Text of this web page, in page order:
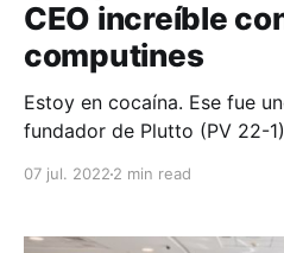
CEO increíble
computines
Estoy en cocaína. Ese fue uno de los mensajes de un
fundador de Plutto (PV 22-
Obviamente no es literal,
que hubo más de
07 jul. 2022 2 min read